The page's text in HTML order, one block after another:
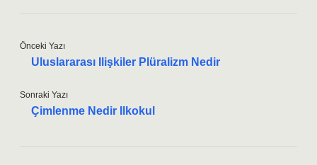
Önceki Yazı
Uluslararası Ilişkiler Plüralizm Nedir
Sonraki Yazı
Çimlenme Nedir Ilkokul